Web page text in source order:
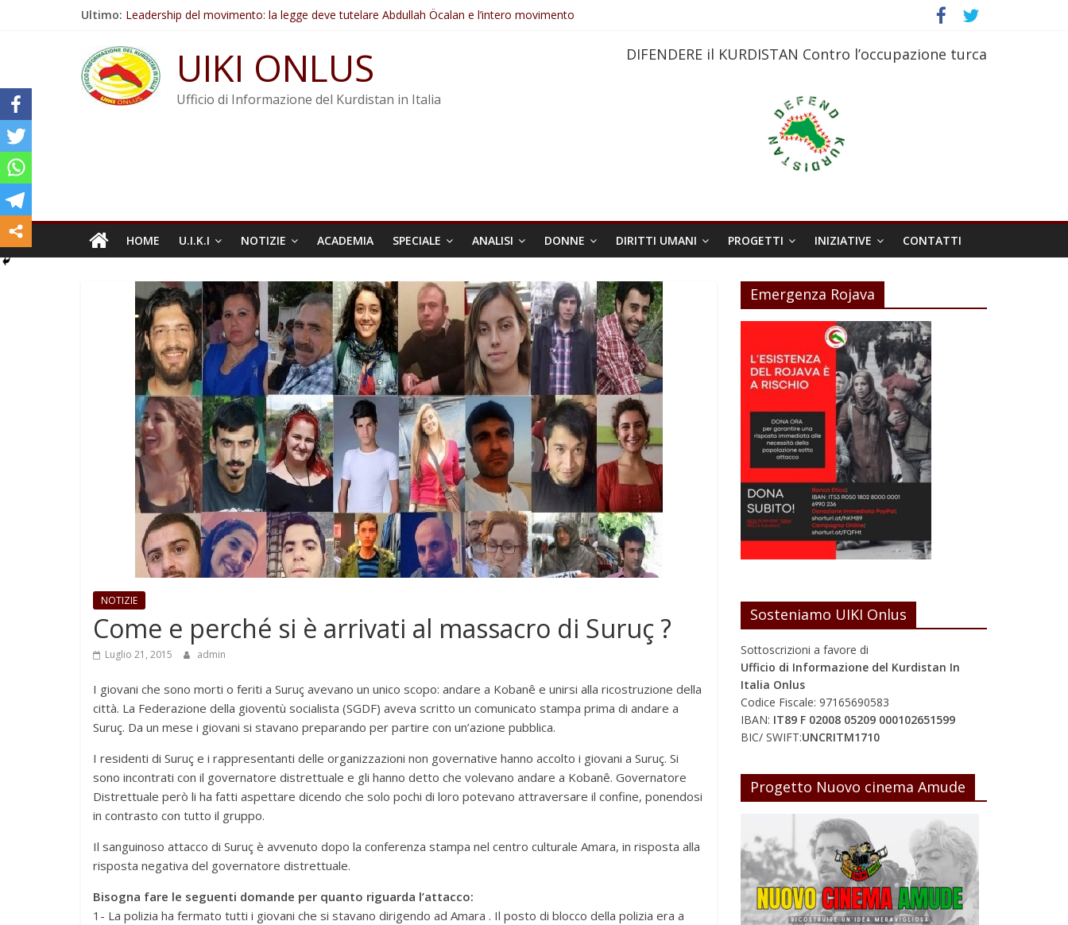
Ultimo: Leadership del movimento: la legge deve tutelare Abdullah Öcalan e l’intero movimento
Non tenere conto della situazione di Rêber Apo ostacolerebbe l’attuazione della legge
Il KNK chiede un’azione internazionale contro i crimini di guerra dell’Iran
Abdullah Öcalan: Le legge negativa deve essere trasformata in legge positiva
UIKI ONLUS
Ufficio di Informazione del Kurdistan in Italia
DIFENDERE il KURDISTAN Contro l’occupazione turca
HOME U.I.K.I NOTIZIE ACADEMIA SPECIALE ANALISI DONNE DIRITTI UMANI PROGETTI INIZIATIVE CONTATTI
NOTIZIE
Come e perché si è arrivati al massacro di Suruç ?
Luglio 21, 2015 admin
I giovani che sono morti o feriti a Suruç avevano un unico scopo: andare a Kobanê e unirsi alla ricostruzione della
città. La Federazione della gioventù socialista (SGDF) aveva scritto un comunicato stampa prima di andare a
Suruç. Da un mese i giovani si stavano preparando per partire con un’azione pubblica.
I residenti di Suruç e i rappresentanti delle organizzazioni non governative hanno accolto i giovani a Suruç. Si
sono incontrati con il governatore distrettuale e gli hanno detto che volevano andare a Kobanê. Governatore
Distrettuale però li ha fatti aspettare dicendo che solo pochi di loro potevano attraversare il confine, ponendosi
in contrasto con tutto il gruppo.
Il sanguinoso attacco di Suruç è avvenuto dopo la conferenza stampa nel centro culturale Amara, in risposta alla
risposta negativa del governatore distrettuale.
Bisogna fare le seguenti domande per quanto riguarda l’attacco:
1- La polizia ha fermato tutti i giovani che si stavano dirigendo ad Amara . Il posto di blocco della polizia era a
Emergenza Rojava
Sosteniamo UIKI Onlus
Sottoscrizioni a favore di
Ufficio di Informazione del Kurdistan In
Italia Onlus
Codice Fiscale: 97165690583
IBAN: IT89 F 02008 05209 000102651599
BIC/ SWIFT:UNCRITM1710
Progetto Nuovo cinema Amude